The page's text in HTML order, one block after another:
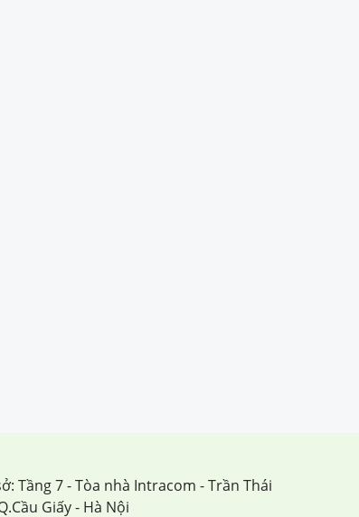
Tầng 7 - Tòa nhà Intracom - Trần Thái
Giấy - Hà Nội